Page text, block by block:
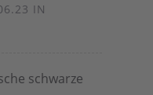
IN
schwarze